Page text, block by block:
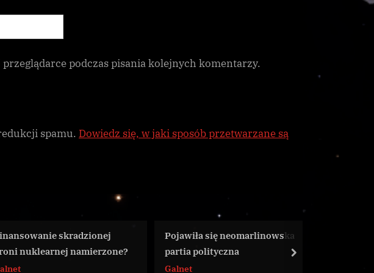
podczas pisania kolejnych komentarzy.
spamu. Dowiedz się, w jaki sposób przetwarzane są
Pojawiła się neomarlinowska
partia polityczna
Misje społecznościowe –
podsumowanie
next